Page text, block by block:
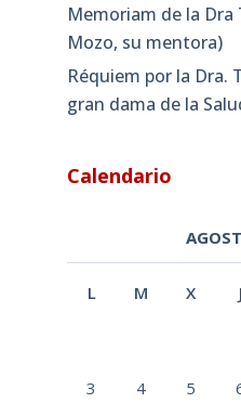
Memoriam de la Dra
Mozo, su mentora)
Réquiem por la Dra.
gran dama de la
Calendario
L M X J
3 4 5